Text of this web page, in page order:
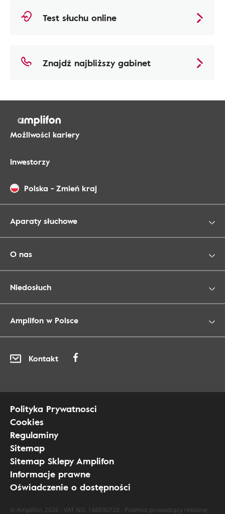
Test słuchu online
Znajdź najbliższy gabinet
Możliwości kariery
Inwestorzy
Polska - Zmień kraj
Aparaty słuchowe
O nas
Niedosłuch
Amplifon w Polsce
Kontakt
Polityka Prywatnosci
Cookies
Regulaminy
Sitemap
Sitemap Sklepy Amplifon
Informacje prawne
Oświadczenie o dostępności
© Amplifon, 2026 - VAT NO. 148890720 - Podmiot prowadzący reklamę